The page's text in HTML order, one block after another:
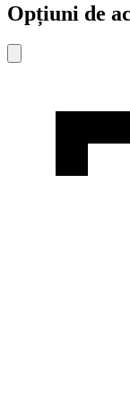
Opțiuni de